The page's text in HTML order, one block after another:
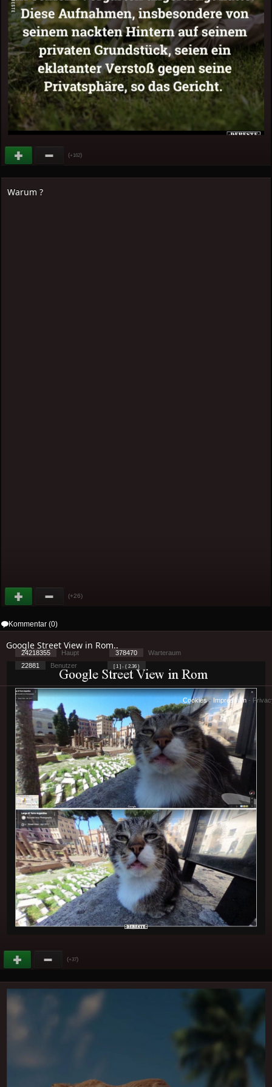
(+162)
Warum ?
(+26)
Kommentar (0)
Google Street View in Rom..
(+37)
24218355 Haupt 378470
Warteraum
22881
Benutzer [ 1 ] - ( 2.36 )
Cookies- Impressum -